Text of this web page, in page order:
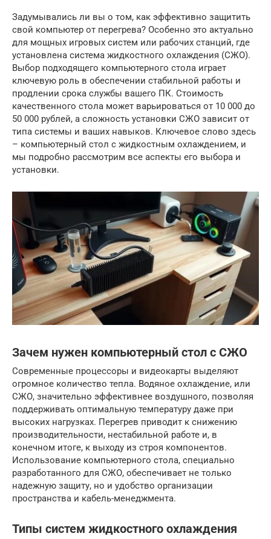
Задумывались ли вы о том, как эффективно защитить
свой компьютер от перегрева? Особенно это актуально
для мощных игровых систем или рабочих станций, где
установлена система жидкостного охлаждения (СЖО).
Выбор подходящего компьютерного стола играет
ключевую роль в обеспечении стабильной работы и
продлении срока службы вашего ПК. Стоимость
качественного стола может варьироваться от 10 000 до
50 000 рублей, а сложность установки СЖО зависит от
типа системы и ваших навыков. Ключевое слово здесь
– компьютерный стол с жидкостным охлаждением, и
мы подробно рассмотрим все аспекты его выбора и
установки.
Зачем нужен компьютерный стол с СЖО
Современные процессоры и видеокарты выделяют
огромное количество тепла. Водяное охлаждение, или
СЖО, значительно эффективнее воздушного, позволяя
поддерживать оптимальную температуру даже при
высоких нагрузках. Перегрев приводит к снижению
производительности, нестабильной работе и, в
конечном итоге, к выходу из строя компонентов.
Использование компьютерного стола, специально
разработанного для СЖО, обеспечивает не только
надежную защиту, но и удобство организации
пространства и кабель-менеджмента.
Типы систем жидкостного охлаждения